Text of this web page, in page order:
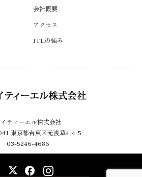
会社概要
アクセス
ITLの強み
ティーエル株式会社
東京都台東区元浅草4-4-5
03-5246-4686